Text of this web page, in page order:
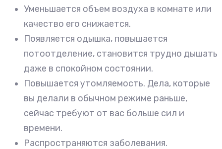
Уменьшается объем воздуха в комнате или
качество его снижается.
Появляется одышка, повышается
потоотделение, становится трудно дышать
даже в спокойном состоянии.
Повышается утомляемость. Дела, которые
вы делали в обычном режиме раньше,
сейчас требуют от вас больше сил и
времени.
Распространяются заболевания.